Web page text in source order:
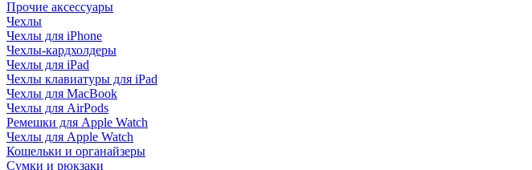
Прочие аксессуары
Чехлы
Чехлы для iPhone
Чехлы-кардхолдеры
Чехлы для iPad
Чехлы клавиатуры для iPad
Чехлы для MacBook
Чехлы для AirPods
Ремешки для Apple Watch
Чехлы для Apple Watch
Кошельки и органайзеры
Сумки и рюкзаки